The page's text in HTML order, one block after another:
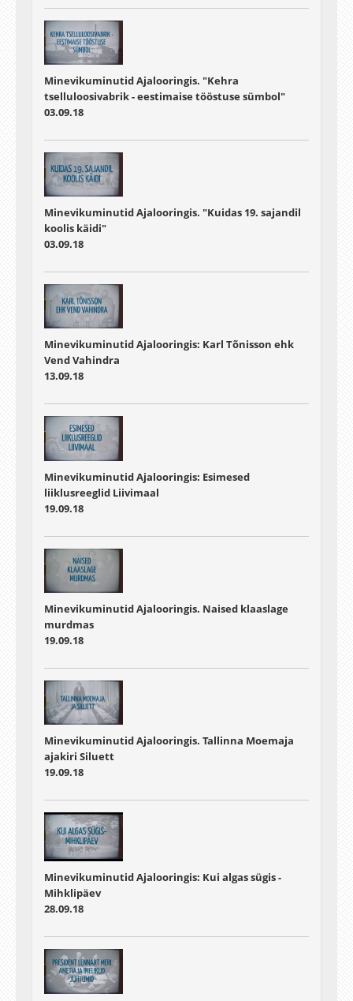
Minevikuminutid Ajalooringis. "Kehra
tselluloosivabrik - eestimaise tööstuse sümbol"
03.09.18
Minevikuminutid Ajalooringis. "Kuidas 19. sajandil
koolis käidi"
03.09.18
Minevikuminutid Ajalooringis: Karl Tõnisson ehk
Vend Vahindra
13.09.18
Minevikuminutid Ajalooringis: Esimesed
liiklusreeglid Liivimaal
19.09.18
Minevikuminutid Ajalooringis. Naised klaaslage
murdmas
19.09.18
Minevikuminutid Ajalooringis. Tallinna Moemaja
ajakiri Siluett
19.09.18
Minevikuminutid Ajalooringis: Kui algas sügis -
Mihklipäev
28.09.18